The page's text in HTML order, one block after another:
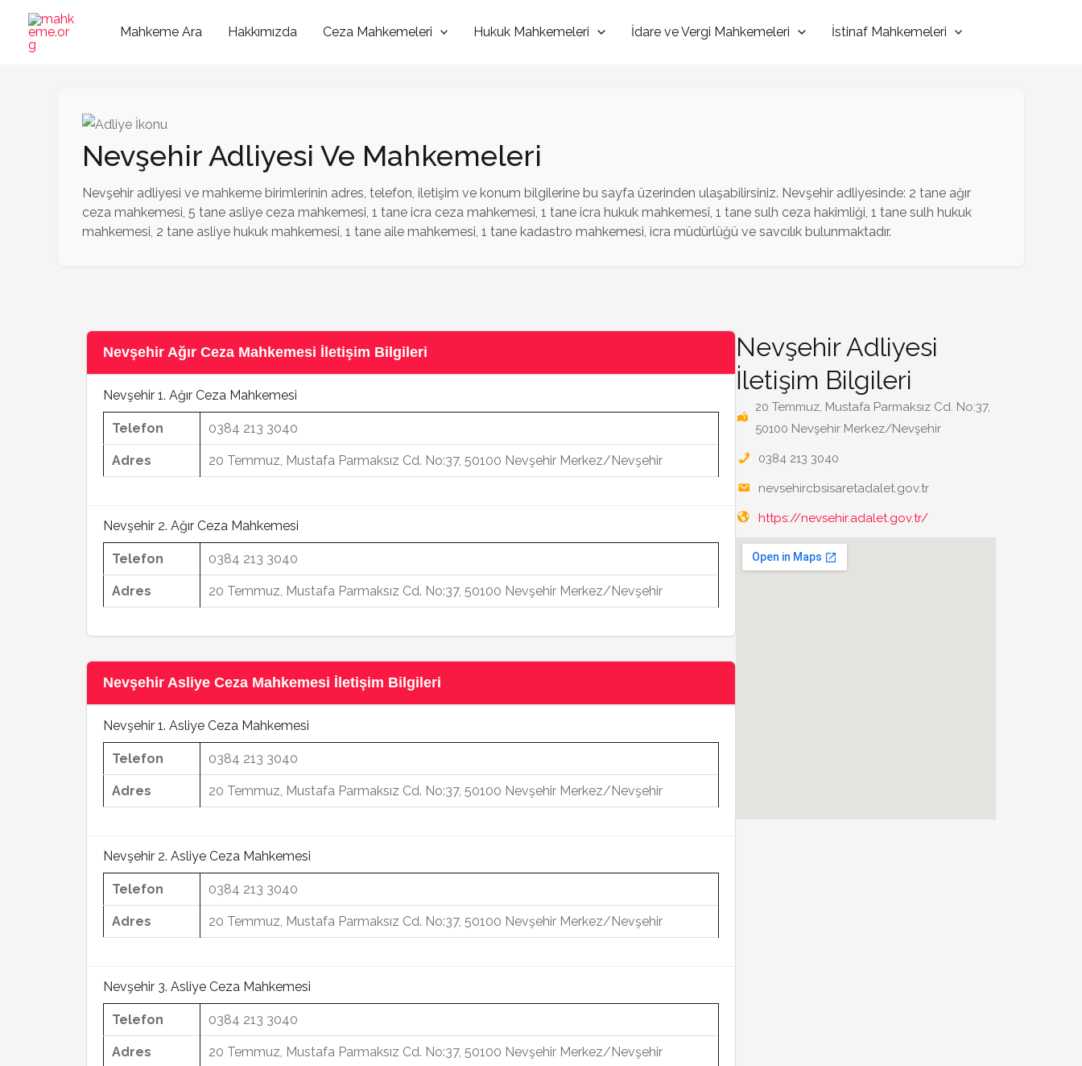
İçeriğe
Mahkeme Ara Hakkımızda Ceza Mahkemeleri Hukuk Mahkemeleri İdare ve Vergi Mahkemeleri İstinaf Mahkemeleri
Nevşehir Adliyesi Ve Mahkemeleri
Nevşehir adliyesi ve mahkeme birimlerinin adres, telefon, iletişim ve konum bilgilerine bu sayfa üzerinden ulaşabilirsiniz. Nevşehir adliyesinde: 2 tane ağır
ceza mahkemesi, 5 tane asliye ceza mahkemesi, 1 tane icra ceza mahkemesi, 1 tane icra hukuk mahkemesi, 1 tane sulh ceza hakimliği, 1 tane sulh hukuk
mahkemesi, 2 tane asliye hukuk mahkemesi, 1 tane aile mahkemesi, 1 tane kadastro mahkemesi, icra müdürlüğü ve savcılık bulunmaktadır.
Nevşehir Ağır Ceza Mahkemesi İletişim Bilgileri
Nevşehir 1. Ağır Ceza Mahkemesi
Telefon 0384 213 3040
Adres 20 Temmuz, Mustafa Parmaksız Cd. No:37, 50100 Nevşehir Merkez/Nevşehir
Nevşehir 2. Ağır Ceza Mahkemesi
Telefon 0384 213 3040
Adres 20 Temmuz, Mustafa Parmaksız Cd. No:37, 50100 Nevşehir Merkez/Nevşehir
Nevşehir Asliye Ceza Mahkemesi İletişim Bilgileri
Nevşehir 1. Asliye Ceza Mahkemesi
Telefon 0384 213 3040
Adres 20 Temmuz, Mustafa Parmaksız Cd. No:37, 50100 Nevşehir Merkez/Nevşehir
Nevşehir 2. Asliye Ceza Mahkemesi
Telefon 0384 213 3040
Adres 20 Temmuz, Mustafa Parmaksız Cd. No:37, 50100 Nevşehir Merkez/Nevşehir
Nevşehir 3. Asliye Ceza Mahkemesi
Telefon 0384 213 3040
Adres 20 Temmuz, Mustafa Parmaksız Cd. No:37, 50100 Nevşehir Merkez/Nevşehir
Nevşehir Adliyesi
İletişim Bilgileri
20 Temmuz, Mustafa Parmaksız Cd. No:37,
50100 Nevşehir Merkez/Nevşehir
0384 213 3040
nevsehircbsisaretadalet.gov.tr
https://nevsehir.adalet.gov.tr/